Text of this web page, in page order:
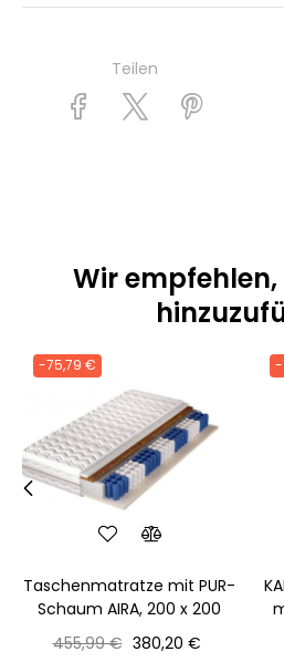
Teilen
Wir
-75,79 €
Taschenmatratze mit PUR-
Schaum AIRA, 200 x 200
Normaler
455,99 € Preis
380,20 €
-